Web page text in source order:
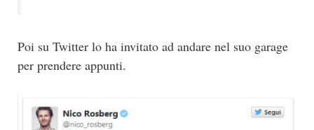
Poi su Twitter lo ha invitato ad andare nel suo garage
per prendere appunti.